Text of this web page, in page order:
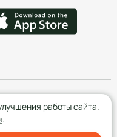
работы сайта.
.